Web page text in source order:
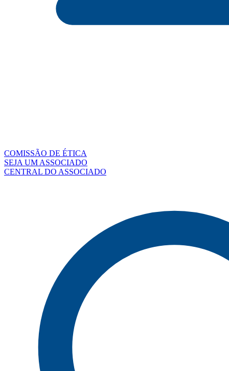
COMISSÃO DE ÉTICA
SEJA UM ASSOCIADO
CENTRAL DO ASSOCIADO